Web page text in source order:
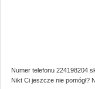
Numer telefonu 224198204
Nikt Ci jeszcze nie pomógł?